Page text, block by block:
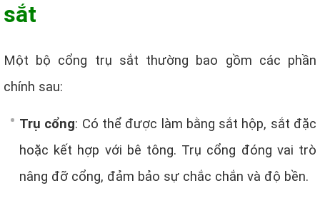
sắt
Một bộ cổng trụ sắt thường bao gồm các phần
chính sau:
Trụ cổng: Có thể được làm bằng sắt hộp, sắt đặc
hoặc kết hợp với bê tông. Trụ cổng đóng vai trò
nâng đỡ cổng, đảm bảo sự chắc chắn và độ bền.